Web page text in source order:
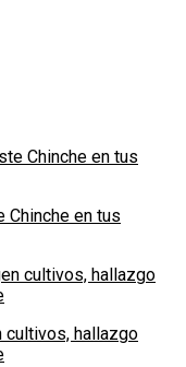
Chinche en tus
cultivos, hallazgo